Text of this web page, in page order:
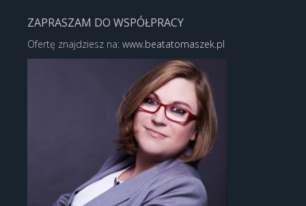
ZAPRASZAM DO WSPÓŁPRACY
Ofertę znajdziesz na: www.beatatomaszek.pl